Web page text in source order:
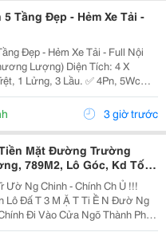
Tầng Đẹp - Hẻm Xe Tải -
Đẹp - Hẻm Xe Tải - Full Nội
Diện Tích: 4 X
Phòng Thờ, Phòng Giặt, Sân
Gần Mặt Tiền, Thuận...3 giờ trước
Mặt Đường Trường
789M2, Lô Góc, Kd Tốt,
Ườ Ng Chinh - Chính Ch Ủ !!!
Lô Đấ T 3 M Ặ T Ti Ề N Đườ Ng
Đi Vào Cửa Ngõ Thành Ph Ố